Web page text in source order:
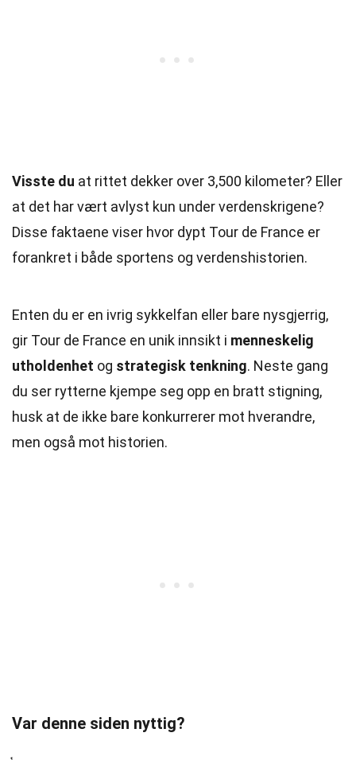
Visste du at rittet dekker over 3,500 kilometer? Eller
at det har vært avlyst kun under verdenskrigene?
Disse faktaene viser hvor dypt Tour de France er
forankret i både sportens og verdenshistorien.
Enten du er en ivrig sykkelfan eller bare nysgjerrig,
gir Tour de France en unik innsikt i menneskelig
utholdenhet og strategisk tenkning. Neste gang
du ser rytterne kjempe seg opp en bratt stigning,
husk at de ikke bare konkurrerer mot hverandre,
men også mot historien.
Var denne siden nyttig?